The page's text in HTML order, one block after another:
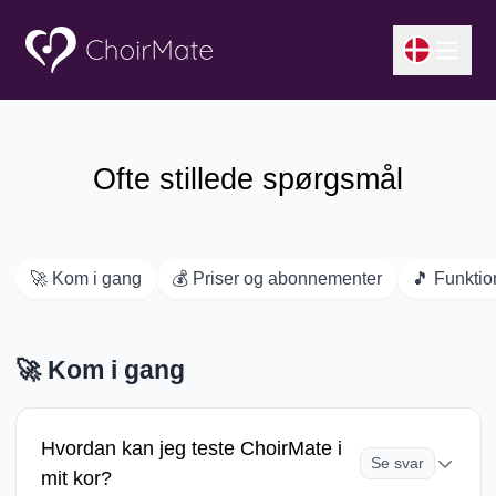
Ofte stillede spørgsmål
🚀 Kom i gang 💰 Priser og abonnementer 🎵
🚀 Kom i gang
Hvordan kan jeg teste ChoirMate i
mit kor?
Se svar